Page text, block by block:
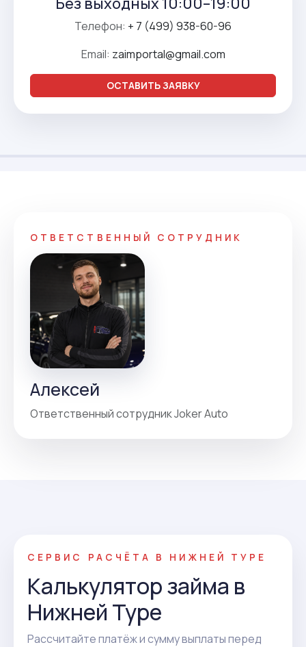
Телефон: + 7 (499) 938-60-96
Email: zaimportal@gmail.com
ОСТАВИТЬ ЗАЯВКУ
ОТВЕТСТВЕННЫЙ СОТРУДНИК
Алексей
Ответственный сотрудник Joker Auto
СЕРВИС РАСЧЁТА В НИЖНЕЙ ТУРЕ
Калькулятор займа в
Нижней Туре
Рассчитайте платёж и сумму выплаты перед